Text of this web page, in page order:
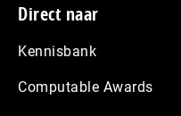
Footer
Direct naar
Kennisbank
Computable Awards